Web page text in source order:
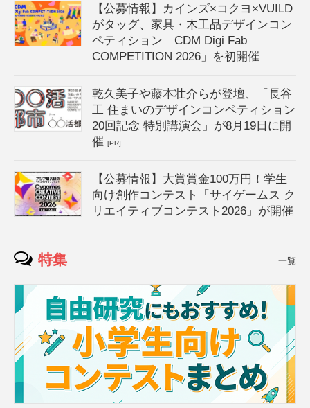
【公募情報】カインズ×コクヨ×VUILD
がタッグ、家具・木工品デザインコン
ペティション「CDM Digi Fab
COMPETITION 2026」を初開催
乾久美子や藤本壮介らが登壇、「長谷
工 住まいのデザインコンペティション
20回記念 特別講演会」が8月19日に開
催[PR]
【公募情報】大賞賞金100万円！学生
向け創作コンテスト「サイゲームス ク
リエイティブコンテスト2026」が開催
特集 一覧